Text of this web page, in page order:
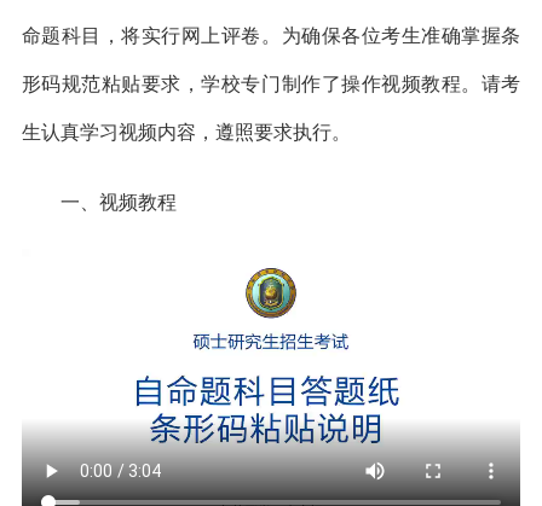
命题科目，将实行网上评卷。为确保各位考生准确掌握条
形码规范粘贴要求，学校专门制作了操作视频教程。请考
生认真学习视频内容，遵照要求执行。
一、视频教程